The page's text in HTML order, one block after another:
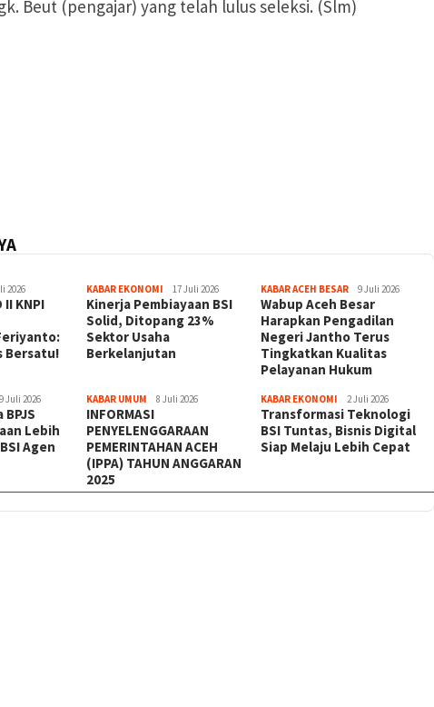
Beut (pengajar) yang telah lulus seleksi. (Slm)
2026
KNPI
Bersatu!
KABAR EKONOMI 17 Juli 2026
Kinerja Pembiayaan BSI
Solid, Ditopang 23%
Sektor Usaha
Berkelanjutan
KABAR ACEH BESAR 9 Juli 2026
Wabup Aceh Besar
Harapkan Pengadilan
Negeri Jantho Terus
Tingkatkan Kualitas
Pelayanan Hukum
9 Juli 2026
Lebih
Agen
KABAR UMUM 8 Juli 2026
INFORMASI
PENYELENGGARAAN
PEMERINTAHAN ACEH
(IPPA) TAHUN ANGGARAN
2025
KABAR EKONOMI 2 Juli 2026
Transformasi Teknologi
BSI Tuntas, Bisnis Digital
Siap Melaju Lebih Cepat